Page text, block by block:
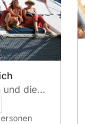
und die